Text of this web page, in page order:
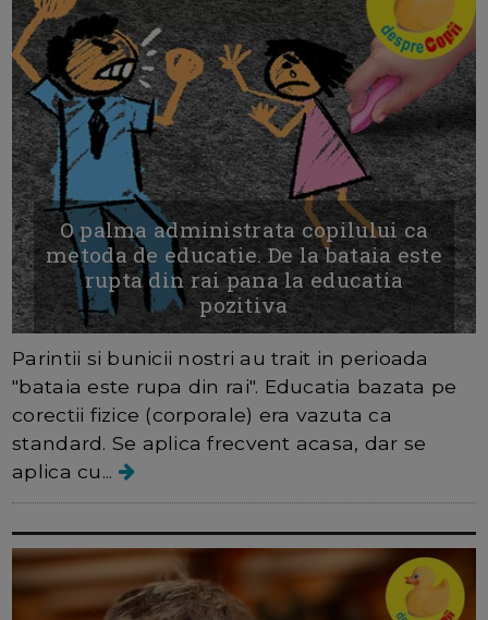
O palma administrata copilului ca
metoda de educatie. De la bataia este
rupta din rai pana la educatia
pozitiva
Parintii si bunicii nostri au trait in perioada
"bataia este rupa din rai". Educatia bazata pe
corectii fizice (corporale) era vazuta ca
standard. Se aplica frecvent acasa, dar se
aplica cu...